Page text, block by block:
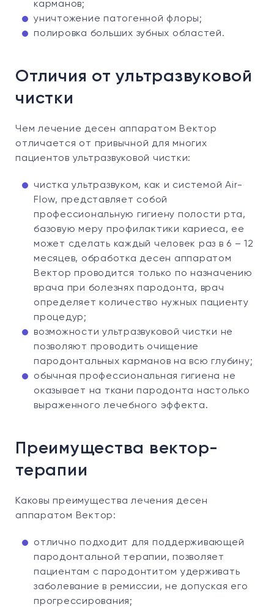
карманов;
уничтожение патогенной флоры;
полировка больших зубных областей.
Отличия от ультразвуковой
чистки
Чем лечение десен аппаратом Вектор
отличается от привычной для многих
пациентов ультразвуковой чистки:
чистка ультразвуком, как и системой Air-
Flow, представляет собой
профессиональную гигиену полости рта,
базовую меру профилактики кариеса, ее
может сделать каждый человек раз в 6 – 12
месяцев, обработка десен аппаратом
Вектор проводится только по назначению
врача при болезнях пародонта, врач
определяет количество нужных пациенту
процедур;
возможности ультразвуковой чистки не
позволяют проводить очищение
пародонтальных карманов на всю глубину;
обычная профессиональная гигиена не
оказывает на ткани пародонта настолько
выраженного лечебного эффекта.
Преимущества вектор-
терапии
Каковы преимущества лечения десен
аппаратом Вектор:
отлично подходит для поддерживающей
пародонтальной терапии, позволяет
пациентам с пародонтитом удерживать
заболевание в ремиссии, не допуская его
прогрессирования;